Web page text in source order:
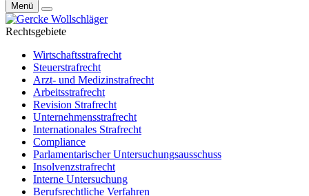
Menü
Rechtsgebiete
Wirtschaftsstraf­recht
Steuerstrafrecht
Arzt- und Medizinstrafrecht
Arbeitsstrafrecht
Revision Strafrecht
Unternehmens­strafrecht
Internationales Strafrecht
Compliance
Parlamentarischer Untersuchungsaus­schuss
Insolvenzstrafrecht
Interne Untersuchung
Berufsrechtliche Verfahren